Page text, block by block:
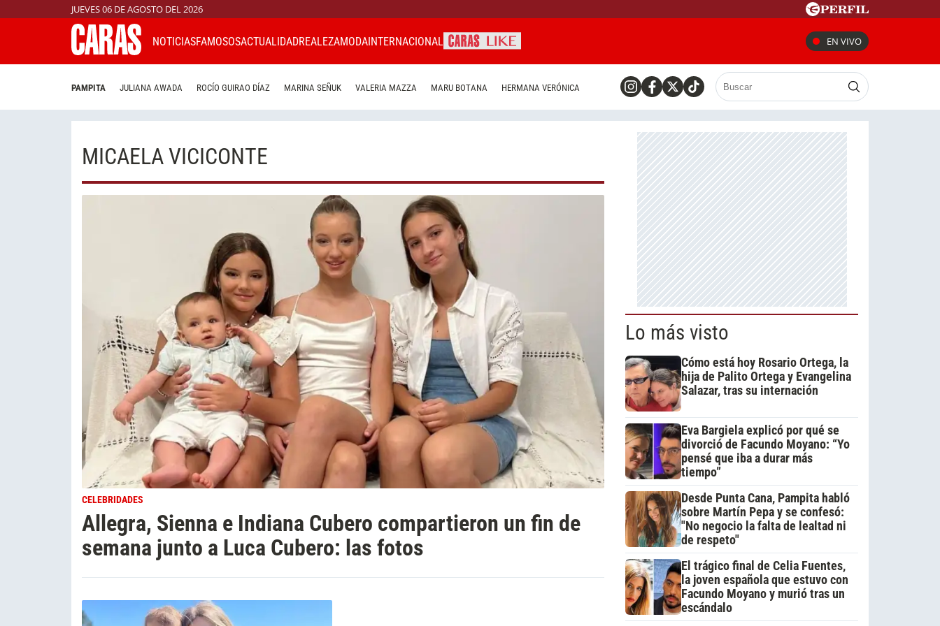
JUEVES 06 DE AGOSTO DEL 2026
NOTICIASFAMOSOSACTUALIDADREALEZAMODAINTERNACIONAL EN VIVO
PAMPITA JULIANA AWADA ROCÍO GUIRAO DÍAZ MARINA SEÑUK VALERIA MAZZA MARU BOTANA HERMANA VERÓNICA
MICAELA VICICONTE
CELEBRIDADES
Allegra, Sienna e Indiana Cubero compartieron un fin de
semana junto a Luca Cubero: las fotos
Lo más visto
Cómo está hoy Rosario Ortega, la
hija de Palito Ortega y Evangelina
Salazar, tras su internación
Eva Bargiela explicó por qué se
divorció de Facundo Moyano: “Yo
pensé que iba a durar más
tiempo”
Desde Punta Cana, Pampita habló
sobre Martín Pepa y se confesó:
"No negocio la falta de lealtad ni
de respeto"
El trágico final de Celia Fuentes,
la joven española que estuvo con
Facundo Moyano y murió tras un
escándalo